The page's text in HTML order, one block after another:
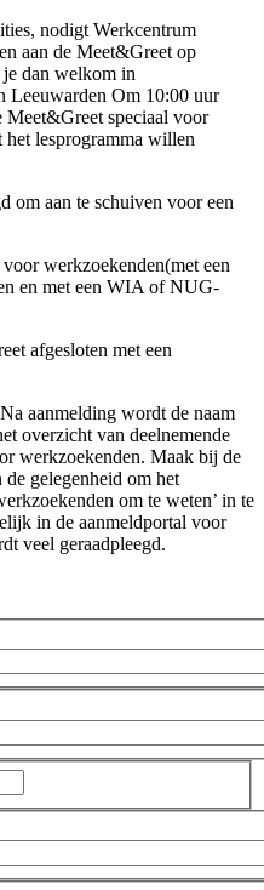
nodigt Werkcentrum
aan de Meet&Greet op
dan welkom in
Leeuwarden Om 10:00 uur
Meet&Greet speciaal voor
lesprogramma willen
om aan te schuiven voor een
werkzoekenden(met een
en met een WIA of NUG-
afgesloten met een
aanmelding wordt de naam
overzicht van deelnemende
werkzoekenden. Maak bij de
gelegenheid om het
om te weten’ in te
in de aanmeldportal voor
veel geraadpleegd.